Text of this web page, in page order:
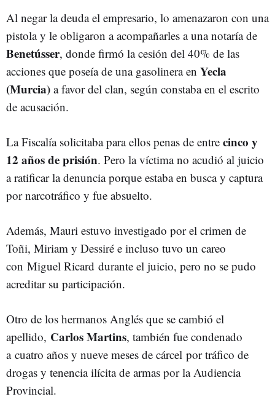
Al negar la deuda el empresario, lo amenazaron con una
pistola y le obligaron a acompañarles a una notaría de
Benetússer, donde firmó la cesión del 40% de las
acciones que poseía de una gasolinera en Yecla
(Murcia) a favor del clan, según constaba en el escrito
de acusación.
La Fiscalía solicitaba para ellos penas de entre cinco y
12 años de prisión. Pero la víctima no acudió al juicio
a ratificar la denuncia porque estaba en busca y captura
por narcotráfico y fue absuelto.
Además, Mauri estuvo investigado por el crimen de
Toñi, Miriam y Dessiré e incluso tuvo un careo
con Miguel Ricard durante el juicio, pero no se pudo
acreditar su participación.
Otro de los hermanos Anglés que se cambió el
apellido, Carlos Martins, también fue condenado
a cuatro años y nueve meses de cárcel por tráfico de
drogas y tenencia ilícita de armas por la Audiencia
Provincial.